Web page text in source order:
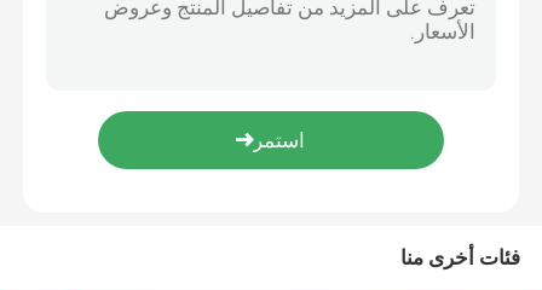
منزل
فئات أخرى منا